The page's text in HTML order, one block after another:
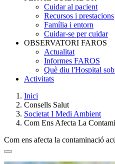
Cuidar al pacient
Recursos i prestacions
Família i entorn
Cuidar-se per cuidar
OBSERVATORI FAROS
Actualitat
Informes FAROS
Què diu l'Hospital
Activitats
Breadcrumb
Inici
Consells Salut
Societat I Medi Ambient
Com Ens Afecta La
Com ens afecta la contaminació